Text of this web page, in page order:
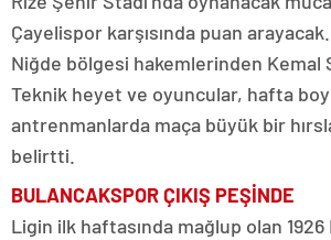
Çayelispor karşısında puan arayacak.
Niğde bölgesi hakemlerinden Kemal
Teknik heyet ve oyuncular, hafta
antrenmanlarda maça büyük bir hırsla
belirtti.
BULANCAKSPOR ÇIKIŞ PEŞİNDE
Ligin ilk haftasında mağlup olan